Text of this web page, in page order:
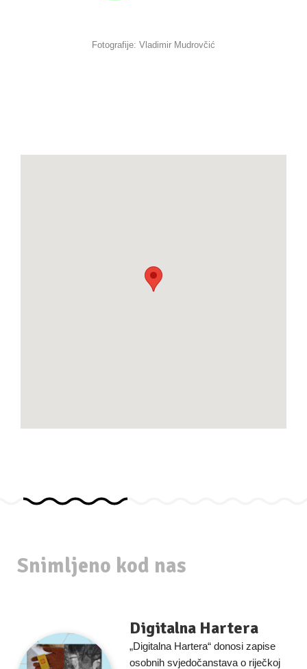
Fotografije: Vladimir Mudrovčić
Snimljeno kod nas
Digitalna Hartera
„Digitalna Hartera“ donosi zapise
osobnih svjedočanstava o riječkoj